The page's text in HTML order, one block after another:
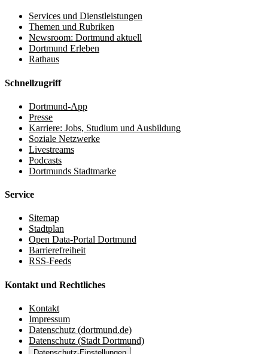
Services und Dienstleistungen
Themen und Rubriken
Newsroom: Dortmund aktuell
Dortmund Erleben
Rathaus
Schnellzugriff
Dortmund-App
Presse
Karriere: Jobs, Studium und Ausbildung
Soziale Netzwerke
Livestreams
Podcasts
Dortmunds Stadtmarke
Service
Sitemap
Stadtplan
Open Data-Portal Dortmund
Barrierefreiheit
RSS-Feeds
Kontakt und Rechtliches
Kontakt
Impressum
Datenschutz (dortmund.de)
Datenschutz (Stadt Dortmund)